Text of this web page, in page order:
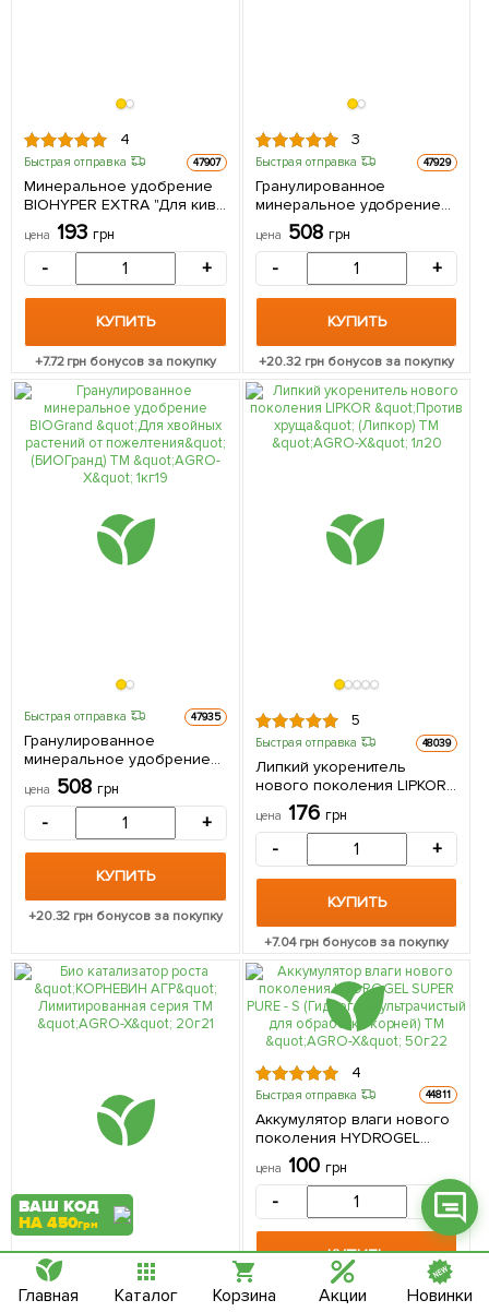
4
Быстрая отправка 47907
Минеральное удобрение
BIOHYPER EXTRA "Для киви
и мини-киви (актинидия)"
(Биохайпер Экстра) ТМ
"AGRO-X" 100г
цена 193 грн
- +
КУПИТЬ
+7.72грн бонусов за покупку
3
Быстрая отправка 47929
Гранулированное
минеральное удобрение
BIOGrand "Для азалий и
рододендронов"
(БИОГранд) ТМ "AGRO-X" 1кг
цена 508 грн
- +
КУПИТЬ
+20.32 грн бонусов за покупку
Быстрая отправка 47935
Гранулированное
минеральное удобрение
BIOGrand "Для хвойных
растений от пожелтения"
(БИОГранд) ТМ "AGRO-X" 1кг
цена 508 грн
- +
КУПИТЬ
+20.32 грн бонусов за покупку
5
Быстрая отправка 48039
Липкий укоренитель
нового поколения LIPKOR
"Против хруща" (Липкор)
ТМ "AGRO-X" 1л
цена 176 грн
- +
КУПИТЬ
+7.04грн бонусов за покупку
Быстрая отправка 61814
4
Быстрая отправка 44811
Аккумулятор влаги нового
поколения HYDROGEL
SUPER PURE - S (Гидрогель
ультрачистый для
обработки корней) ТМ
"AGRO-X" 50г
цена 100 грн
- +
КУПИТЬ
+ грн бонусов за покупку
Фейсбук
Телеграм
Вайбер
Інстаграм
Онлайн чат
ВАШ КОД
НА 450грн
Главная Каталог Корзина Акции Новинки